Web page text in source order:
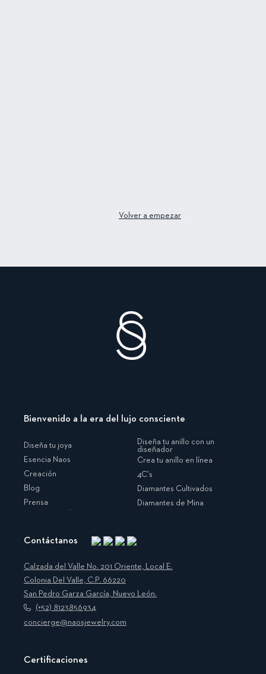
Volver a empezar
Bienvenido a la era del lujo consciente
Diseña tu joya
Esencia Naos
Creación
Blog
Prensa
Diseña tu anillo con un
diseñador
Crea tu anillo en línea
4C's
Diamantes Cultivados
Diamantes de Mina
Contáctanos
Instagram
Facebook
Translation
missing:
es.general.social.links.linkedin
Pinterest
Calzada del Valle No. 201 Oriente, Local E.
Colonia Del Valle, C.P. 66220
San Pedro Garza García, Nuevo León.
(+52) 8123856934
concierge@naosjewelry.com
Certificaciones